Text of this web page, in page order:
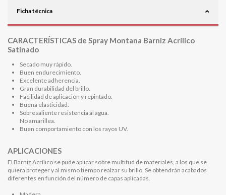
Ficha técnica
CARACTERÍSTICAS de Spray Montana Barniz Acrílico
Satinado
Secado muy rápido.
Buen endurecimiento.
Excelente adherencia.
Gran durabilidad del brillo.
Facilidad de aplicación y repintado.
Buena elasticidad.
Sobresaliente resistencia al agua.
No amarillea.
Buen comportamiento con los rayos UV.
APLICACIONES
El Barniz Acrílico se pude aplicar sobre multitud de materiales, a los que se
quiera proteger y al mismo tiempo realzar su brillo. Se obtendrán acabados
diferentes en función del número de capas aplicadas.